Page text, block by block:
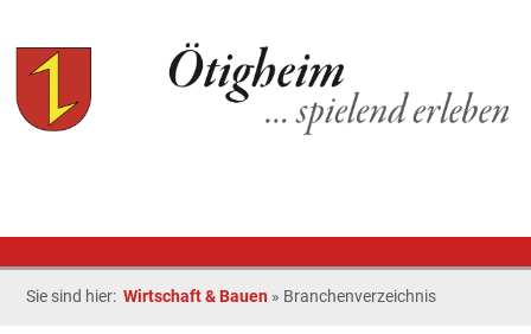
Sie sind hier:Wirtschaft & Bauen » Branchenverzeichnis